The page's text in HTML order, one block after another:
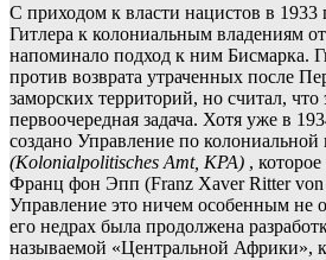
С приходом к власти нацистов в 1933
Гитлера к колониальным владениям
напоминало подход к ним Бисмарка.
против возврата утраченных после
заморских территорий, но считал, что
первоочередная задача. Хотя уже в
создано Управление по колониальной
(Kolonialpolitisches Amt, KPA) ,
Франц фон Эпп (Franz Xaver Ritter von
Управление это ничем особенным не
его недрах была продолжена
называемой «Центральной Африки»,